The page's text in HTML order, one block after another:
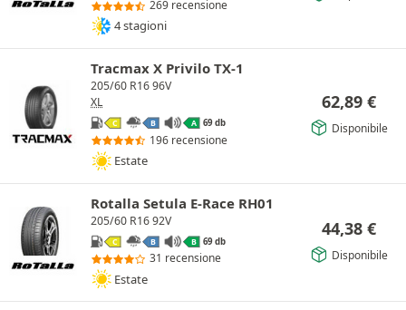
269 recensione
4 stagioni
Tracmax X Privilo TX-1
205/60 R16 96V
XL
C B A 69 db
196 recensione
Estate
62,89 €
Disponibile
Rotalla Setula E-Race RH01
205/60 R16 92V
C B B 69 db
31 recensione
Estate
44,38 €
Disponibile